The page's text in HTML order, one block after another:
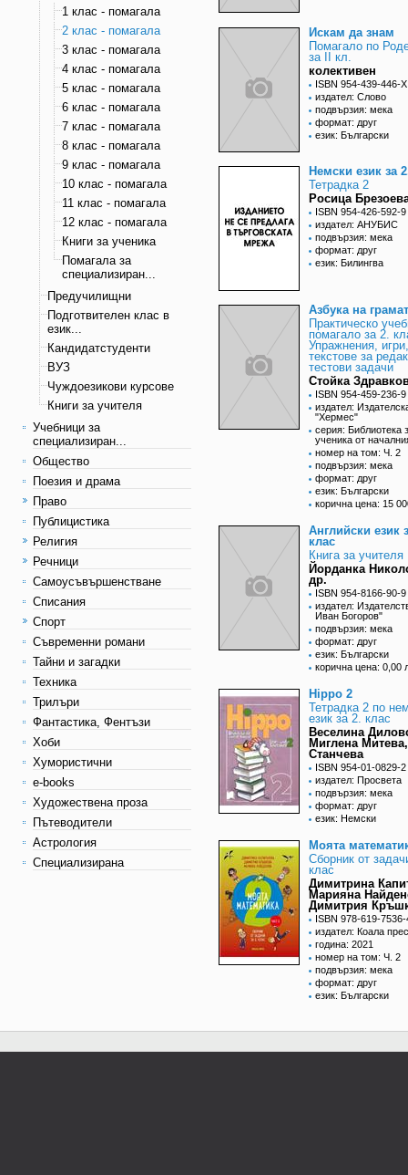
1 клас - помагала
2 клас - помагала
3 клас - помагала
4 клас - помагала
5 клас - помагала
6 клас - помагала
7 клас - помагала
8 клас - помагала
9 клас - помагала
10 клас - помагала
11 клас - помагала
12 клас - помагала
Книги за ученика
Помагала за
специализиран...
Предучилищни
Подготвителен клас в
език...
Кандидатстуденти
ВУЗ
Чуждоезикови курсове
Книги за учителя
Учебници за
специализиран...
Общество
Поезия и драма
Право
Публицистика
Религия
Речници
Самоусъвършенстване
Списания
Спорт
Съвременни романи
Тайни и загадки
Техника
Трилъри
Фантастика, Фентъзи
Хоби
Хумористични
e-books
Художествена проза
Пътеводители
Астрология
Специализирана
Искам да знам
Помагало по
за II кл.
колективен
ISBN 954-439-446-X
издател: Слово
подвързия: мека
формат: друг
език: Български
Немски език за
Тетрадка 2
Росица
ISBN 954-426-592-9
издател: АНУБИС
подвързия: мека
формат: друг
език: Билингва
Азбука на
Практическо
помагало за 2.
Упражнения, игри,
текстове за
тестови задачи
Стойка
ISBN 954-459-236-9
издател:
"Хермес"
серия: Библиотека
ученика от
номер на том: Ч. 2
подвързия: мека
формат: друг
език: Български
корична цена: 15
Английски език
клас
Книга за учителя
Йорданка
др.
ISBN 954-8166-90-9
издател:
Иван Богоров"
подвързия: мека
формат: друг
език: Български
корична цена: 0,00
Hippo 2
Тетрадка 2 по
език за 2. клас
Веселина
Миглена
Станчева
ISBN 954-01-0829-2
издател: Просвета
подвързия: мека
формат: друг
език: Немски
Моята
Сборник от
клас
Димитрина
Марияна
Димитрия
ISBN 978-619-
издател: Коала прес
година: 2021
номер на том: Ч. 2
подвързия: мека
формат: друг
език: Български